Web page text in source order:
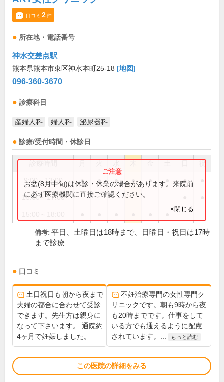
口コミ 2件
所在地・電話番号
神水交差点駅
熊本県熊本市東区神水本町25-18 [地図]
096-360-3670
診療科目
産婦人科 婦人科 泌尿器科
診療/受付時間・休診日
祝
9:00～13:00 ● ● ● ● ● ●
15:00～17:00
お盆(8月中旬)は休診・休業の場合があります。来院前
に必ず医療機関に直接ご確認ください。
×閉じる
備考: 平日、土曜日は18時まで、日曜日・祝日は17時
まで診療
口コミ
土日祝日も朝から夜まで
夫婦の都合に合わせて受診
できます。先生方は親身に
なって下さいます。 通院約
4ヶ月で妊娠しました。
不妊治療専門の女性専門ク
リニックです。朝も9時から夜
も20時までです。仕事をして
いる方でも通えるように配慮
されています。...
もっと読む
この医院の詳細をみる